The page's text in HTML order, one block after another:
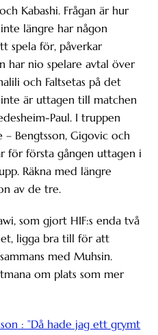
Kabashi. Frågan är hur
längre har någon
spela för, påverkar
har nio spelare avtal över
och Faltsetas på det
är uttagen till matchen
Paul. I truppen
Bengtsson, Gigovic och
för första gången uttagen i
Räkna med längre
av de tre.
som gjort HIF:s enda två
ligga bra till för att
med Muhsin.
om plats som mer
: ”Då hade jag ett grymt